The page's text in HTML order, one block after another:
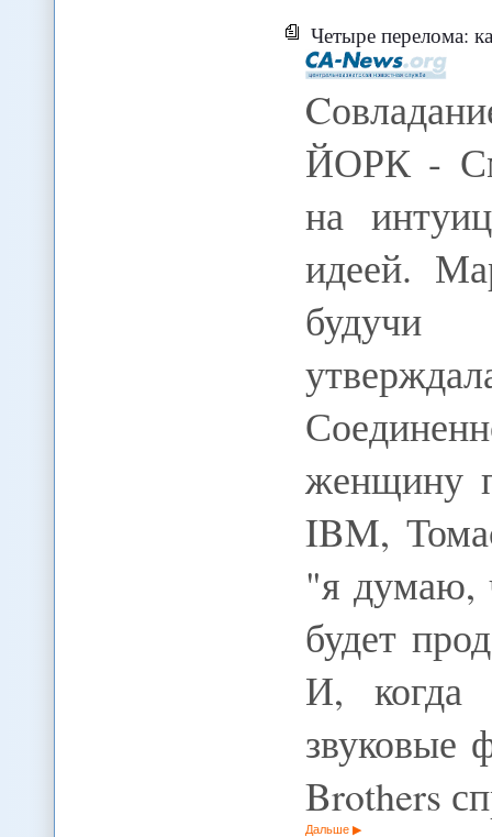
Четыре перелома: как
ЙОРК -
на
идеей.
будучи
женщину
IBM,
"я думаю,
будет
И, когда
звуковые
Brothers
Дальше